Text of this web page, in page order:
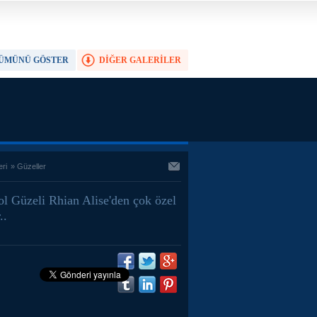
DİĞER GALERİLER
GÖSTER
» Güzeller
Güzeli Rhian Alise'den çok özel